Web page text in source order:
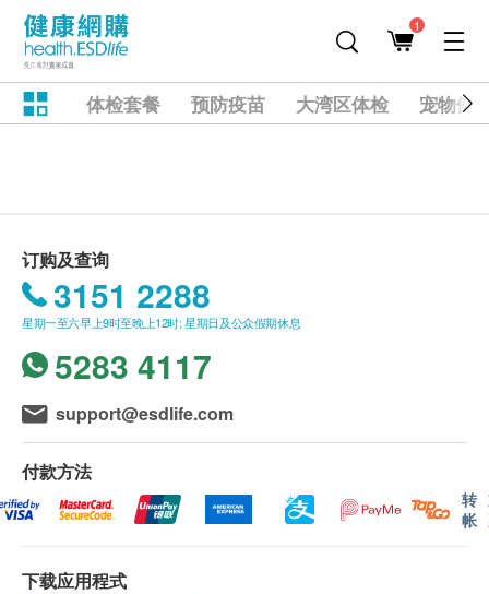
1
体检套餐 预防疫苗 大湾区体检 宠物健
订购及查询
3151 2288
星期一至六早上9时至晚上12时; 星期日及公众假期休息
5283 4117
support@esdlife.com
付款方法
转
帐
下载应用程式